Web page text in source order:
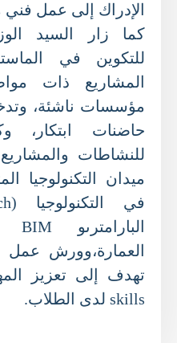
الإدراك إلى عمل فني
كما زار السيد
للتكوين في
المشاريع ذات
مؤسسات ناشئة،
حاضنات ابتكار،
للنشاطات والمشاريع
ميدان التكنولوجيا
العمارة،وورش عمل
skills لدى الطلاب.